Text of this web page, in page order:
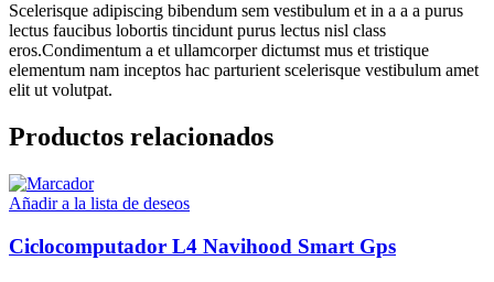
Scelerisque adipiscing bibendum sem vestibulum et in a a a purus
lectus faucibus lobortis tincidunt purus lectus nisl class
eros.Condimentum a et ullamcorper dictumst mus et tristique
elementum nam inceptos hac parturient scelerisque vestibulum amet
elit ut volutpat.
Productos relacionados
Añadir a la lista de deseos
Ciclocomputador L4 Navihood Smart Gps